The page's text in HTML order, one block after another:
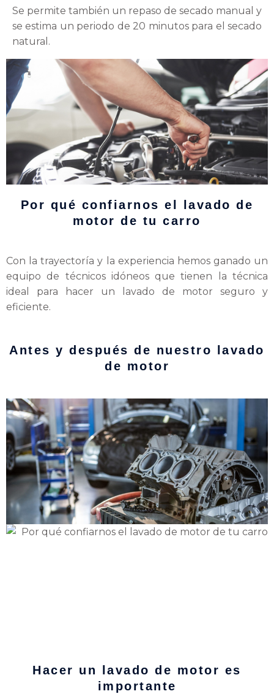
Se permite también un repaso de secado manual y
se estima un periodo de 20 minutos para el secado
natural.
Por qué confiarnos el lavado de
motor de tu carro
Con la trayectoría y la experiencia hemos ganado un
equipo de técnicos idóneos que tienen la técnica
ideal para hacer un lavado de motor seguro y
eficiente.
Antes y después de nuestro lavado
de motor
Hacer un lavado de motor es
importante